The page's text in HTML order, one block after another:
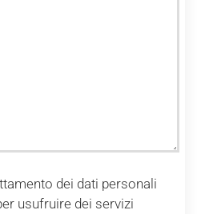
dei dati personali
usufruire dei servizi